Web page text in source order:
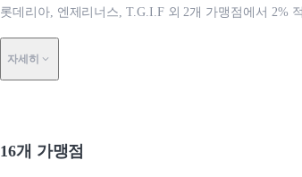
롯데리아, 엔제리너스, T.G.I.F 외 2개 가맹점에서 2%
자세히
16개 가맹점